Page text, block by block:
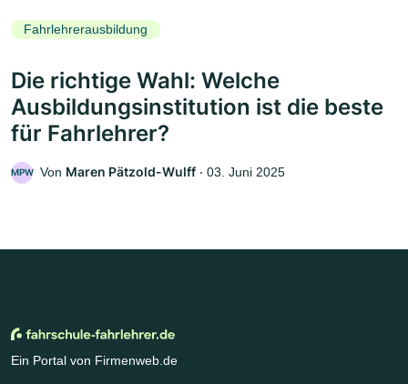
Fahrlehrerausbildung
Die richtige Wahl: Welche
Ausbildungsinstitution ist die beste
für Fahrlehrer?
MPW Von Maren Pätzold-Wulff ‧ 03. Juni 2025
Ein Portal von Firmenweb.de